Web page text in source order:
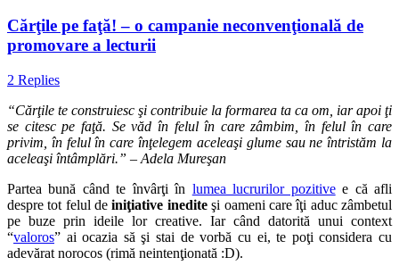
Cărţile pe faţă! – o campanie neconvenţională de
promovare a lecturii
2 Replies
“Cărţile te construiesc şi contribuie la formarea ta ca om, iar apoi ţi
se citesc pe faţă. Se văd în felul în care zâmbim, în felul în care
privim, în felul în care înţelegem aceleaşi glume sau ne întristăm la
aceleaşi întâmplări.” – Adela Mureşan
Partea bună când te învârţi în lumea lucrurilor pozitivee că afli
despre tot felul deiniţiative inediteşi oameni care îţi aduc zâmbetul
pe buze prin ideile lor creative. Iar când datorită unui context
“valoros” ai ocazia să şi stai de vorbă cu ei, te poţi considera cu
adevărat norocos (rimă neintenţionată :D).